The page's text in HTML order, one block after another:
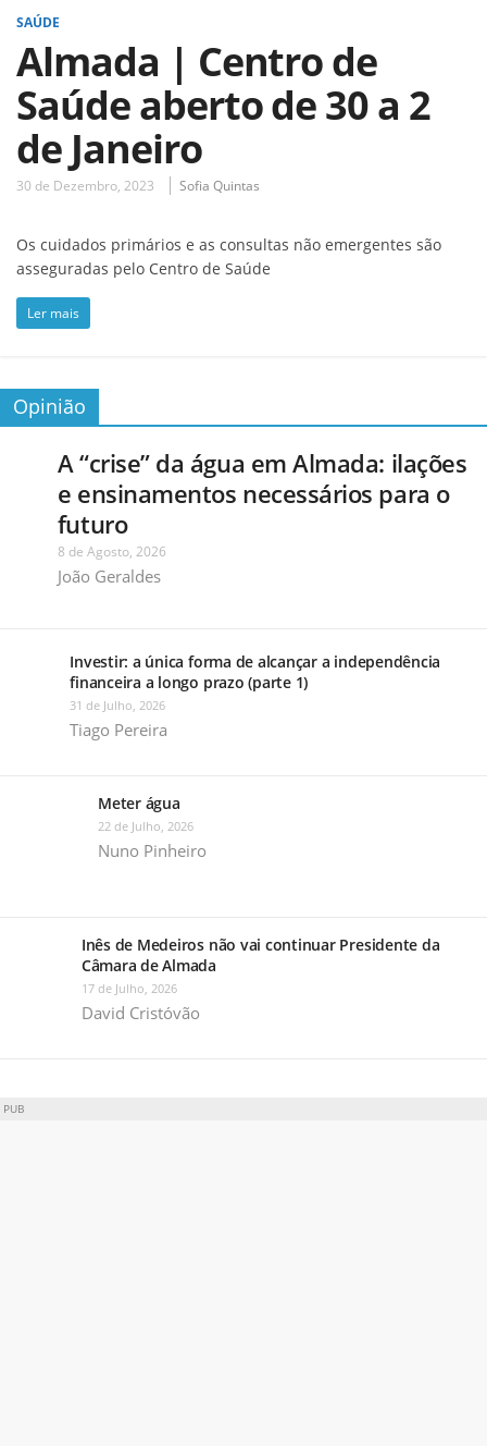
SAÚDE
Almada | Centro de
Saúde aberto de 30 a 2
de Janeiro
30 de Dezembro, 2023 Sofia Quintas
Os cuidados primários e as consultas não emergentes são
asseguradas pelo Centro de Saúde
Ler mais
Opinião
A “crise” da água em Almada: ilações
e ensinamentos necessários para o
futuro
8 de Agosto, 2026
João Geraldes
Investir: a única forma de alcançar a independência
financeira a longo prazo (parte 1)
31 de Julho, 2026
Tiago Pereira
Meter água
22 de Julho, 2026
Nuno Pinheiro
Inês de Medeiros não vai continuar Presidente da
Câmara de Almada
17 de Julho, 2026
David Cristóvão
PUB